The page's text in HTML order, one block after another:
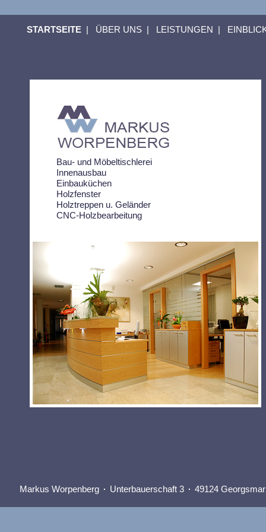
STARTSEITE| ÜBER UNS| LEISTUNGEN |
Bau- und Möbeltischlerei
Innenausbau
Einbauküchen
Holzfenster
Holztreppen u. Geländer
CNC-Holzbearbeitung
Markus Worpenberg Unterbauerschaft 3 49124